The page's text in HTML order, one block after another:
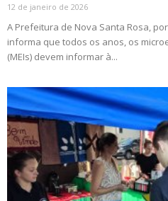
12 de janeiro de 2026
A Prefeitura de Nova Santa Rosa,
informa que todos os anos, os
(MEIs) devem informar à...